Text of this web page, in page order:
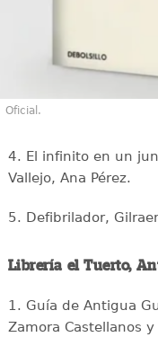
Oficial.
4. El infinito en un
Vallejo, Ana Pérez.
5. Defibrilador,
Librería el Tuerto,
1. Guía de Antigua
Zamora Castellanos